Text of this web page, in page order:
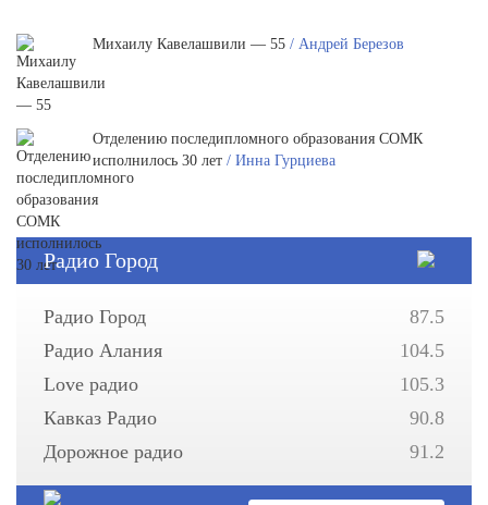
Михаилу Кавелашвили — 55 / Андрей Березов
Отделению последипломного образования СОМК
исполнилось 30 лет / Инна Гурциева
Радио Город
Радио Город
87.5
Радио Алания
104.5
Love радио
105.3
Кавказ Радио
90.8
Дорожное радио
91.2